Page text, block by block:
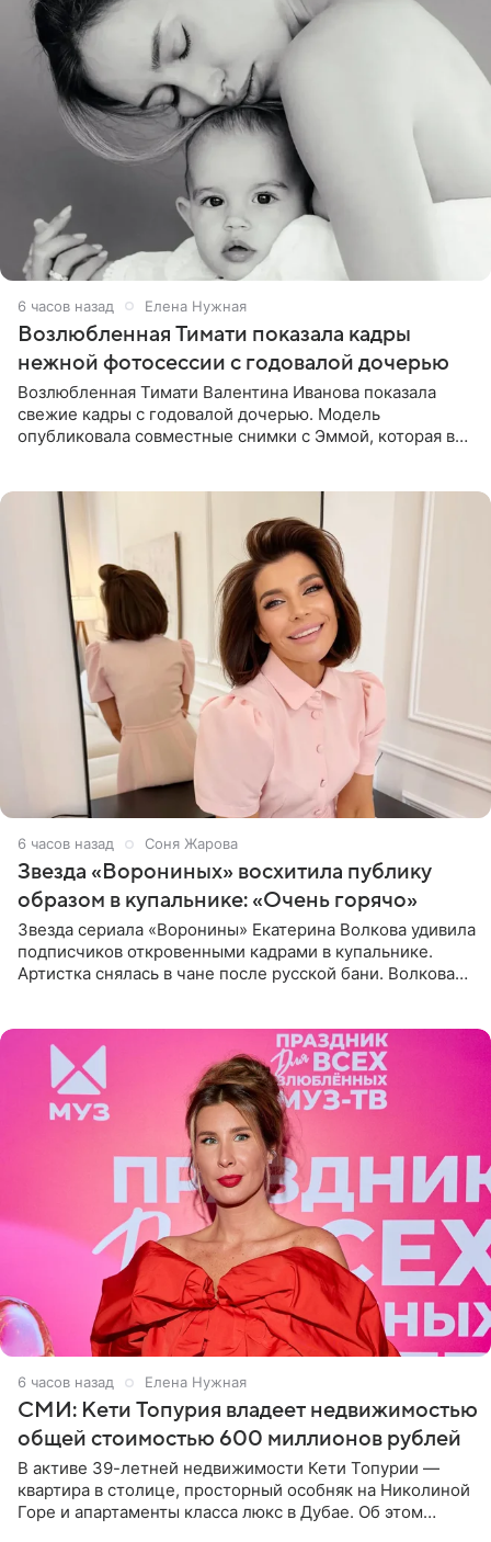
6 часов назад Елена Нужная
Возлюбленная Тимати показала кадры
нежной фотосессии с годовалой дочерью
Возлюбленная Тимати Валентина Иванова показала
свежие кадры с годовалой дочерью. Модель
опубликовала совместные снимки с Эммой, которая в
6 часов назад Соня Жарова
Звезда «Ворониных» восхитила публику
образом в купальнике: «Очень горячо»
Звезда сериала «Воронины» Екатерина Волкова удивила
подписчиков откровенными кадрами в купальнике.
Артистка снялась в чане после русской бани. Волкова
6 часов назад Елена Нужная
СМИ: Кети Топурия владеет недвижимостью
общей стоимостью 600 миллионов рублей
В активе 39-летней недвижимости Кети Топурии —
квартира в столице, просторный особняк на Николиной
Горе и апартаменты класса люкс в Дубае. Об этом